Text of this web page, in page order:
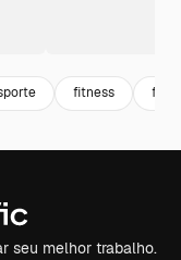
fitness
seu melhor trabalho.